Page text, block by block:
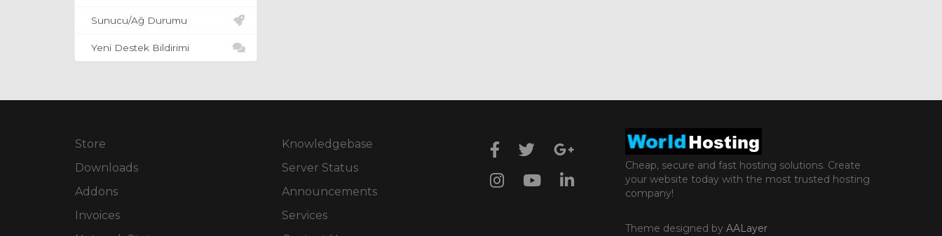
Sunucu/Ağ Durumu
Yeni Destek Bildirimi
Store
Downloads
Addons
Invoices
Knowledgebase
Server Status
Announcements
Services
Cheap, secure and fast hosting solutions. Create
your website today with the most trusted hosting
company!
Theme designed byAALayer